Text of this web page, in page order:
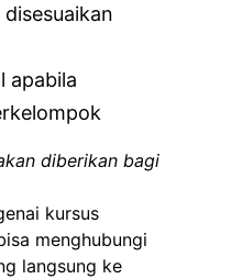
apabila
diberikan bagi
kursus
menghubungi
langsung ke